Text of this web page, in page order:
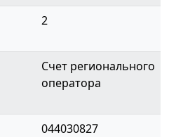
2
Счет регионального
оператора
044030827